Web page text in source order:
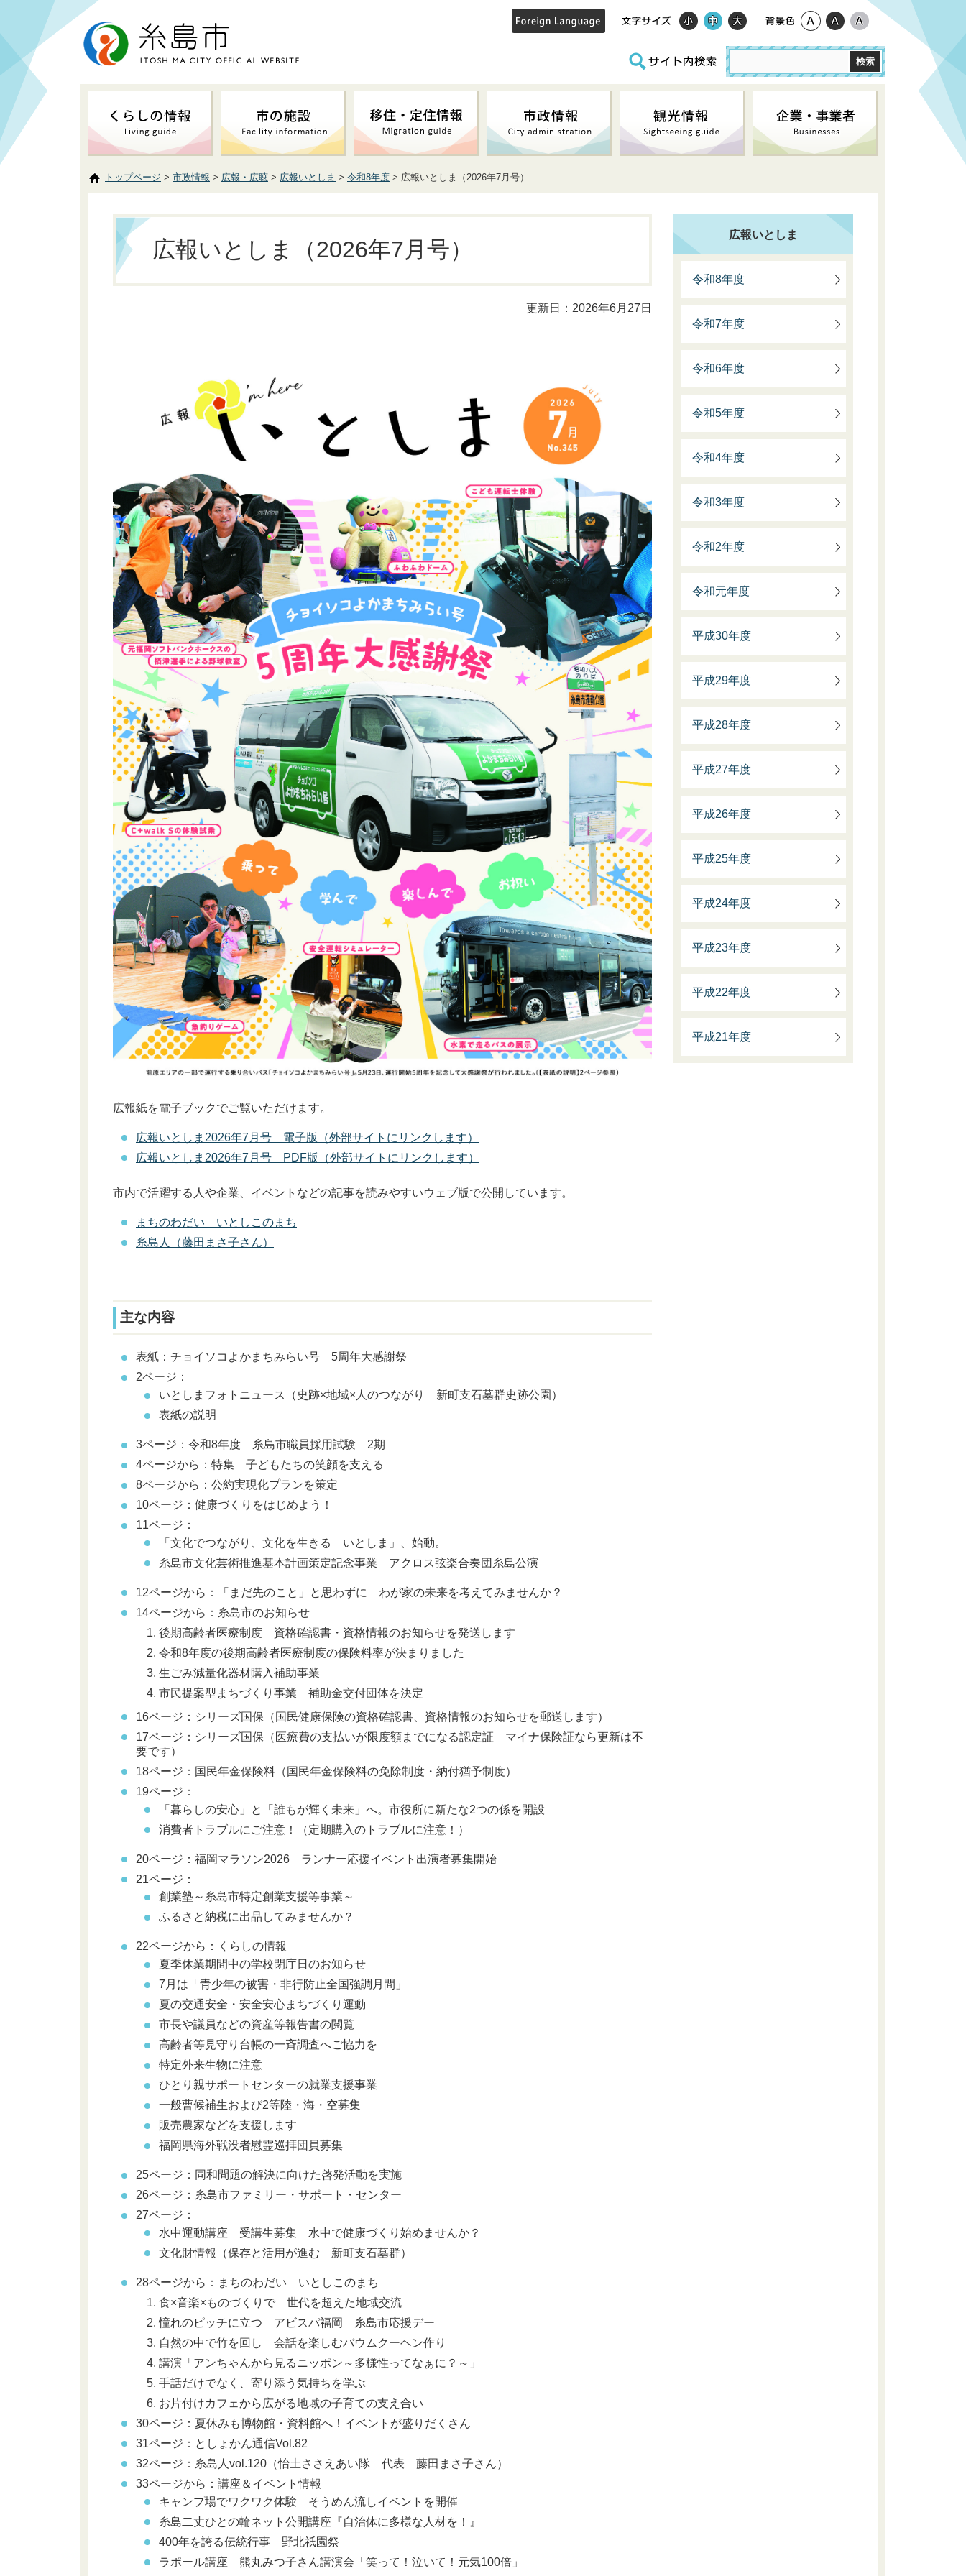
トップページ > 市政情報 > 広報・広聴 > 広報いとしま > 令和8年度 > 広報いとしま（2026年7月号）
広報いとしま（2026年7月号）
更新日：2026年6月27日
広報紙を電子ブックでご覧いただけます。
広報いとしま2026年7月号 電子版（外部サイトにリンクします）
広報いとしま2026年7月号 PDF版（外部サイトにリンクします）
市内で活躍する人や企業、イベントなどの記事を読みやすいウェブ版で公開しています。
まちのわだい いとしこのまち
糸島人（藤田まさ子さん）
主な内容
表紙：チョイソコよかまちみらい号 5周年大感謝祭
2ページ：
いとしまフォトニュース（史跡×地域×人のつながり 新町支石墓群史跡公園）
表紙の説明
3ページ：令和8年度 糸島市職員採用試験 2期
4ページから：特集 子どもたちの笑顔を支える
8ページから：公約実現化プランを策定
10ページ：健康づくりをはじめよう！
11ページ：
「文化でつながり、文化を生きる いとしま」、始動。
糸島市文化芸術推進基本計画策定記念事業 アクロス弦楽合奏団糸島公演
12ページから：「まだ先のこと」と思わずに わが家の未来を考えてみませんか？
14ページから：糸島市のお知らせ
後期高齢者医療制度 資格確認書・資格情報のお知らせを発送します
令和8年度の後期高齢者医療制度の保険料率が決まりました
生ごみ減量化器材購入補助事業
市民提案型まちづくり事業 補助金交付団体を決定
16ページ：シリーズ国保（国民健康保険の資格確認書、資格情報のお知らせを郵送します）
17ページ：シリーズ国保（医療費の支払いが限度額までになる認定証 マイナ保険証なら更新は不
要です）
18ページ：国民年金保険料（国民年金保険料の免除制度・納付猶予制度）
19ページ：
「暮らしの安心」と「誰もが輝く未来」へ。市役所に新たな2つの係を開設
消費者トラブルにご注意！（定期購入のトラブルに注意！）
20ページ：福岡マラソン2026 ランナー応援イベント出演者募集開始
21ページ：
創業塾～糸島市特定創業支援等事業～
ふるさと納税に出品してみませんか？
22ページから：くらしの情報
夏季休業期間中の学校閉庁日のお知らせ
7月は「青少年の被害・非行防止全国強調月間」
夏の交通安全・安全安心まちづくり運動
市長や議員などの資産等報告書の閲覧
高齢者等見守り台帳の一斉調査へご協力を
特定外来生物に注意
ひとり親サポートセンターの就業支援事業
一般曹候補生および2等陸・海・空募集
販売農家などを支援します
福岡県海外戦没者慰霊巡拝団員募集
25ページ：同和問題の解決に向けた啓発活動を実施
26ページ：糸島市ファミリー・サポート・センター
27ページ：
水中運動講座 受講生募集 水中で健康づくり始めませんか？
文化財情報（保存と活用が進む 新町支石墓群）
28ページから：まちのわだい いとしこのまち
食×音楽×ものづくりで 世代を超えた地域交流
憧れのピッチに立つ アビスパ福岡 糸島市応援デー
自然の中で竹を回し 会話を楽しむバウムクーヘン作り
講演「アンちゃんから見るニッポン～多様性ってなぁに？～」
手話だけでなく、寄り添う気持ちを学ぶ
お片付けカフェから広がる地域の子育ての支え合い
30ページ：夏休みも博物館・資料館へ！イベントが盛りだくさん
31ページ： としょかん通信Vol.82
32ページ：糸島人vol.120（怡土ささえあい隊 代表 藤田まさ子さん）
33ページから：講座＆イベント情報
キャンプ場でワクワク体験 そうめん流しイベントを開催
糸島二丈ひとの輪ネット公開講座『自治体に多様な人材を！』
400年を誇る伝統行事 野北祇園祭
ラポール講座 熊丸みつ子さん講演会「笑って！泣いて！元気100倍」
広報いとしま
令和8年度
令和7年度
令和6年度
令和5年度
令和4年度
令和3年度
令和2年度
令和元年度
平成30年度
平成29年度
平成28年度
平成27年度
平成26年度
平成25年度
平成24年度
平成23年度
平成22年度
平成21年度